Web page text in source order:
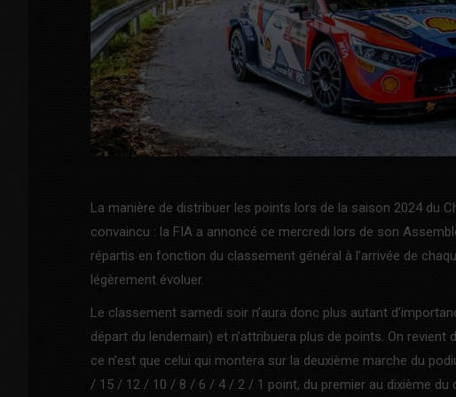
La manière de distribuer les points lors de la saison 2024 du
convaincu : la FIA a annoncé ce mercredi lors de son
répartis en fonction du classement général à l’arrivée de
légèrement évoluer.
Le classement samedi soir n’aura donc plus autant
départ du lendemain) et n’attribuera plus de points. On
ce n’est que celui qui montera sur la deuxième marche du
/ 15 / 12 / 10 / 8 / 6 / 4 / 2 / 1 point, du premier au dixième du